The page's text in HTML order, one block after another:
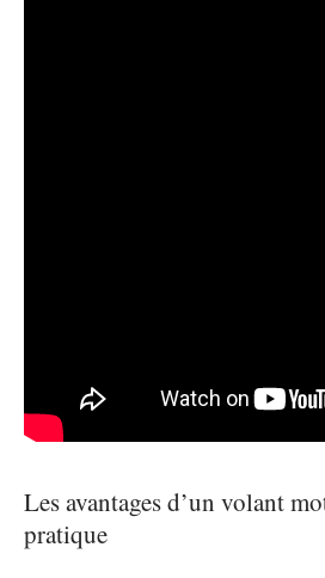
Les avantages d’un volant
pratique